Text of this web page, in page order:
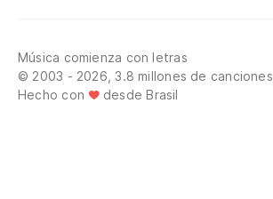
Música comienza con letras
© 2003 - 2026, 3.8 millones de canciones
Hecho con
desde Brasil